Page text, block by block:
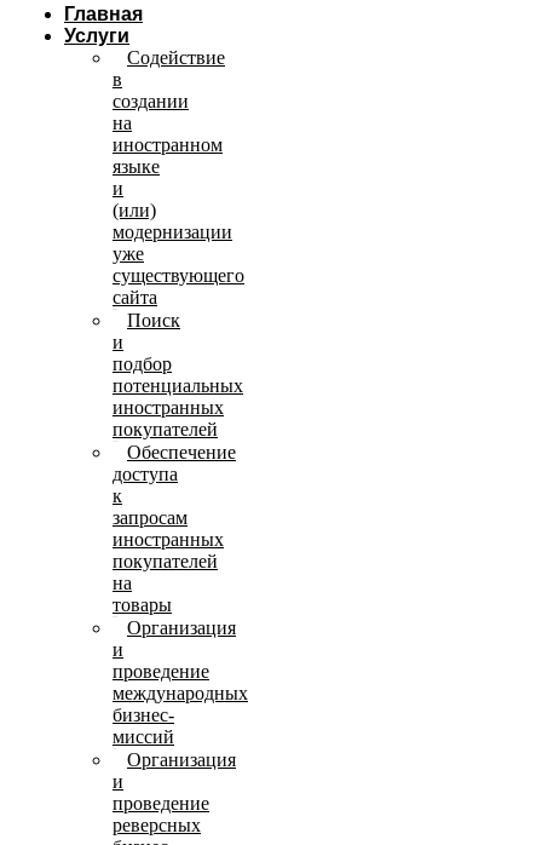
Главная
Услуги
Содействие
в
создании
на
иностранном
языке
и
(или)
модернизации
уже
существующего
сайта
Поиск
и
подбор
потенциальных
иностранных
покупателей
Обеспечение
доступа
к
запросам
иностранных
покупателей
на
товары
Организация
и
проведение
международных
бизнес-
миссий
Организация
и
проведение
реверсных